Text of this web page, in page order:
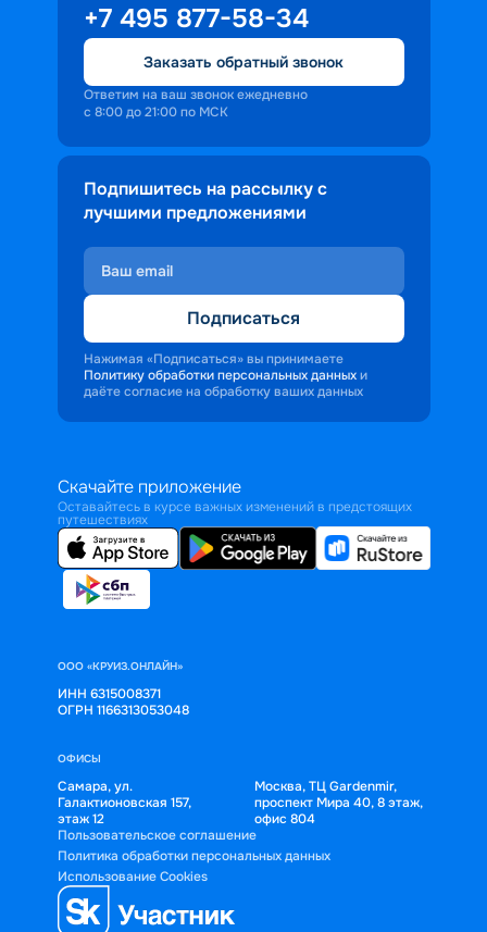
+7 495 877-58-34
Заказать обратный звонок
Ответим на ваш звонок ежедневно
с 8:00 до 21:00 по МСК
Подпишитесь на рассылку с
лучшими предложениями
Подписаться
Нажимая «Подписаться» вы принимаете
Политику обработки персональных данных и
даёте согласие на обработку ваших данных
Скачайте приложение
Оставайтесь в курсе важных изменений в предстоящих
путешествиях
ООО «КРУИЗ.ОНЛАЙН»
ИНН 6315008371
ОГРН 1166313053048
ОФИСЫ
Самара, ул.
Галактионовская 157,
этаж 12
Москва, ТЦ Gardenmir,
проспект Мира 40, 8 этаж,
офис 804
Пользовательское соглашение
Политика обработки персональных данных
Использование Cookies